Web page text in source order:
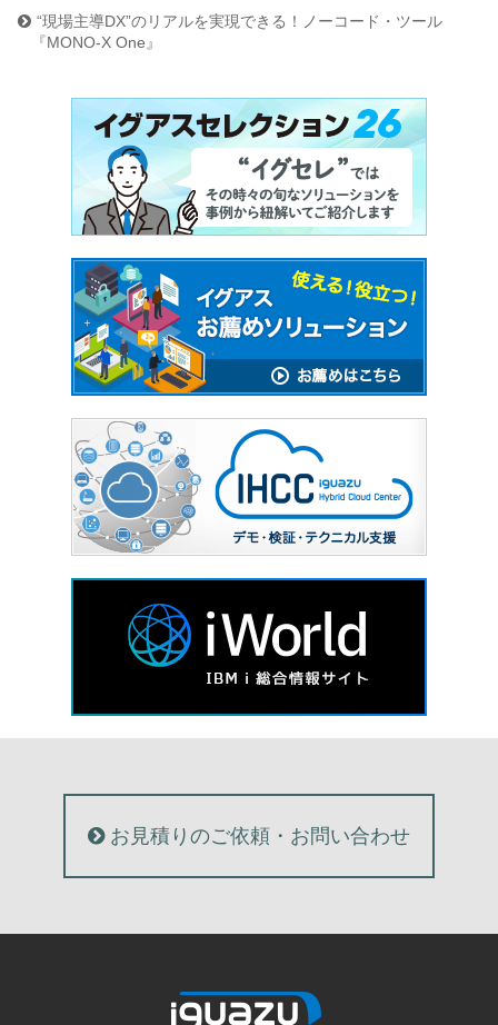
“現場主導DX”のリアルを実現できる！ノーコード・ツール
『MONO-X One』
お見積りのご依頼・お問い合わせ